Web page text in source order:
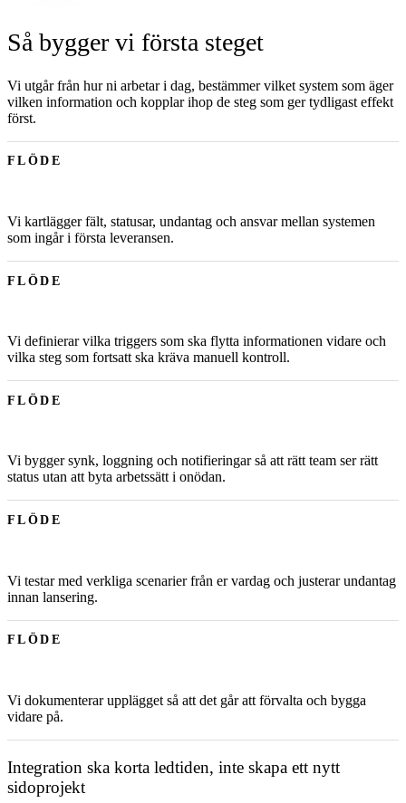
Så bygger vi första steget
Vi utgår från hur ni arbetar i dag, bestämmer vilket system som äger
vilken information och kopplar ihop de steg som ger tydligast effekt
först.
FLÖDE
Vi kartlägger fält, statusar, undantag och ansvar mellan systemen
som ingår i första leveransen.
FLÖDE
Vi definierar vilka triggers som ska flytta informationen vidare och
vilka steg som fortsatt ska kräva manuell kontroll.
FLÖDE
Vi bygger synk, loggning och notifieringar så att rätt team ser rätt
status utan att byta arbetssätt i onödan.
FLÖDE
Vi testar med verkliga scenarier från er vardag och justerar undantag
innan lansering.
FLÖDE
Vi dokumenterar upplägget så att det går att förvalta och bygga
vidare på.
Integration ska korta ledtiden, inte skapa ett nytt
sidoprojekt